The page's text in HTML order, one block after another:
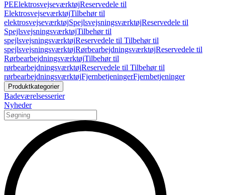
PEElektrosvejseværktøjReservedele til
ElektrosvejseværktøjTilbehør til
elektrosvejseværktøjSpejlsvejsningsværktøjReservedele til
SpejlsvejsningsværktøjTilbehør til
spejlsvejsningsværktøjReservedele til Tilbehør til
spejlsvejsningsværktøjRørbearbejdningsværktøjReservedele til
RørbearbejdningsværktøjTilbehør til
rørbearbejdningsværktøjReservedele til Tilbehør til
rørbearbejdningsværktøjFjernbetjeningerFjernbetjeninger
Produktkategorier
Badeværelsesserier
Nyheder